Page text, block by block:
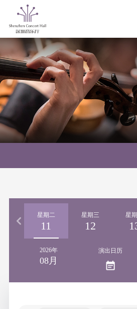
星期二
11
星期三
12
星
2026年
08月
演出日历